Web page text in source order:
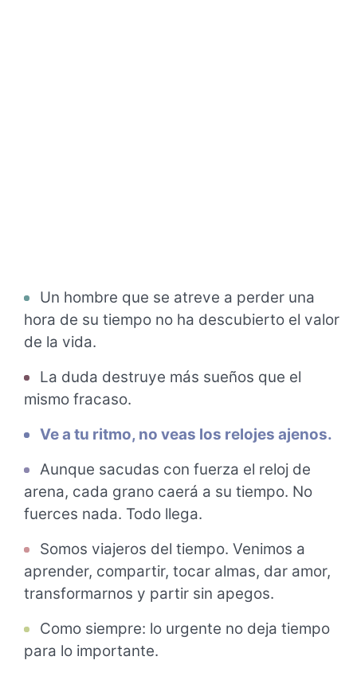
Un hombre que se atreve a perder una
hora de su tiempo no ha descubierto el valor
de la vida.
La duda destruye más sueños que el
mismo fracaso.
Ve a tu ritmo, no veas los relojes ajenos.
Aunque sacudas con fuerza el reloj de
arena, cada grano caerá a su tiempo. No
fuerces nada. Todo llega.
Somos viajeros del tiempo. Venimos a
aprender, compartir, tocar almas, dar amor,
transformarnos y partir sin apegos.
Como siempre: lo urgente no deja tiempo
para lo importante.